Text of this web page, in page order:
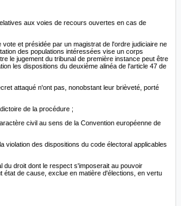
aux voies de recours ouvertes en cas de
et présidée par un magistrat de l'ordre judiciaire ne
des populations intéressées vise un corps
le jugement du tribunal de première instance peut être
les dispositions du deuxième alinéa de l'article 47 de
attaqué n'ont pas, nonobstant leur brièveté, porté
de la procédure ;
civil au sens de la Convention européenne de
violation des dispositions du code électoral applicables
du droit dont le respect s'imposerait au pouvoir
état de cause, exclue en matière d'élections, en vertu